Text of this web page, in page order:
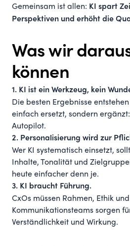
Gemeinsam ist allen: KI spart
Perspektiven und erhöht die
Was wir
können
1. KI ist ein Werkzeug, kein
Die besten Ergebnisse
einfach ersetzt, sondern
Autopilot.
2. Personalisierung wird zur
Wer KI systematisch einsetzt,
Inhalte, Tonalität und
heute einfacher denn je.
3. KI braucht Führung.
CxOs müssen Rahmen, Ethik
Kommunikationsteams sorgen
Verständlichkeit und Wirkung.